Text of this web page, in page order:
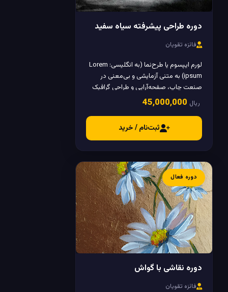
دوره طراحی پیشرفته سیاه سفید
فائزه تقویان
لورم ایپسوم یا طرح‌نما (به انگلیسی: Lorem
ipsum) به متنی آزمایشی و بی‌معنی در
صنعت چاپ، صفحه‌آرایی و طراحی گرافیک
گفته می‌شود.
45٬000٬000 ریال
ثبت‌نام / خرید
دوره فعال
دوره نقاشی با گواش
فائزه تقویان